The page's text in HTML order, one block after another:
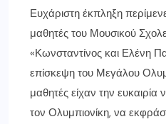
Ευχάριστη έκπληξη
μαθητές του Μουσικού
«Κωνσταντίνος και Ελένη
επίσκεψη του Μεγάλου
μαθητές είχαν την
τον Ολυμπιονίκη, να